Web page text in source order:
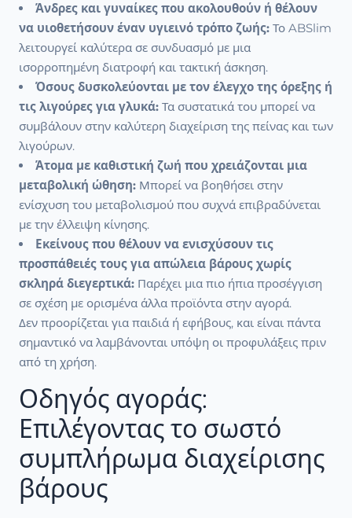
Άνδρες και γυναίκες που ακολουθούν ή θέλουν
να υιοθετήσουν έναν υγιεινό τρόπο ζωής: Το ABSlim
λειτουργεί καλύτερα σε συνδυασμό με μια
ισορροπημένη διατροφή και τακτική άσκηση.
Όσους δυσκολεύονται με τον έλεγχο της όρεξης ή
τις λιγούρες για γλυκά: Τα συστατικά του μπορεί να
συμβάλουν στην καλύτερη διαχείριση της πείνας και των
λιγούρων.
Άτομα με καθιστική ζωή που χρειάζονται μια
μεταβολική ώθηση: Μπορεί να βοηθήσει στην
ενίσχυση του μεταβολισμού που συχνά επιβραδύνεται
με την έλλειψη κίνησης.
Εκείνους που θέλουν να ενισχύσουν τις
προσπάθειές τους για απώλεια βάρους χωρίς
σκληρά διεγερτικά: Παρέχει μια πιο ήπια προσέγγιση
σε σχέση με ορισμένα άλλα προϊόντα στην αγορά.
Δεν προορίζεται για παιδιά ή εφήβους, και είναι πάντα
σημαντικό να λαμβάνονται υπόψη οι προφυλάξεις πριν
από τη χρήση.
Οδηγός αγοράς:
Επιλέγοντας το σωστό
συμπλήρωμα διαχείρισης
βάρους